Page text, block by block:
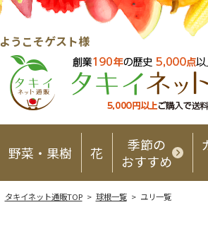
ようこそゲスト様
野菜・果樹 花
季節の
おすすめ
タキイネット通販TOP> 球根一覧> ユリ一覧